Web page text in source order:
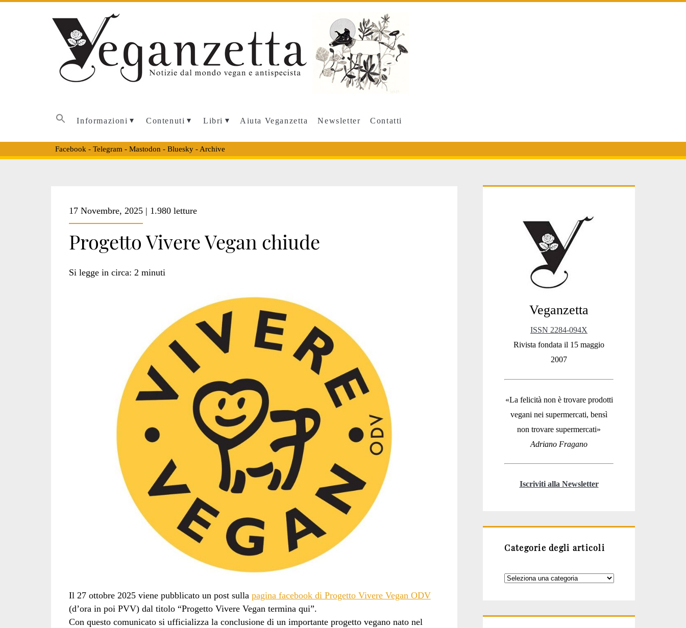
Informazioni Contenuti Libri Aiuta Veganzetta Newsletter Contatti
Facebook - Telegram - Mastodon - Bluesky- Archive
<span>pvv</span>
17 Novembre, 2025 | 1.980 letture
Progetto Vivere Vegan chiude
Si legge in circa: 2 minuti
Il 27 ottobre 2025 viene pubblicato un post sulla pagina facebook di Progetto Vivere Vegan ODV
(d’ora in poi PVV) dal titolo “Progetto Vivere Vegan termina qui”.
Con questo comunicato si ufficializza la conclusione di un importante progetto vegano nato nel
Sidebar
Veganzetta
ISSN 2284-094X
Rivista fondata il 15 maggio
2007
«La felicità non è trovare prodotti
vegani nei supermercati, bensì
non trovare supermercati»
Adriano Fragano
Iscriviti alla Newsletter
Categorie degli articoli
Categorie